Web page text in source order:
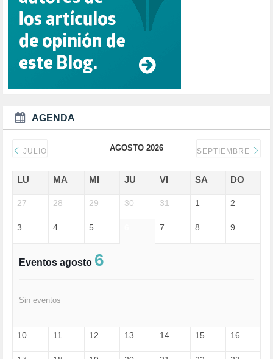
CORONAVIRUS (155)
CORRUPCIÓN (215)
CULTURA (704)
DANA (78)
DD.HH. (1)
DEMOCRACIA (1)
DEMOCRAIA (1)
DEPORTES (2)
DERECHOS SOCIALES (739)
DONALD TRUMP (81)
EDGAR MORIN (1)
EMIGRACIÓN (4)
ESPECULACIÓN (2)
FELICIDAD (1)
FRANCISCO (5)
GUERRA (133)
AGENDA
JULIO AGOSTO 2026 SEPTIEMBRE
LU MA MI JU VI SA DO
27 28 29 30 31 1 2
3 4 5 7 8 9
Eventos agosto 6
Sin eventos
10 11 12 13 14 15 16